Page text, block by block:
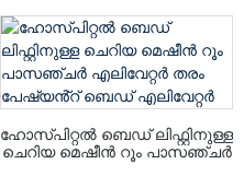
ഹോസ്പിറ്റൽ ബെഡ് ലിഫ്റ്റിനുള്ള
ചെറിയ മെഷീൻ റൂം പാസഞ്ചർ